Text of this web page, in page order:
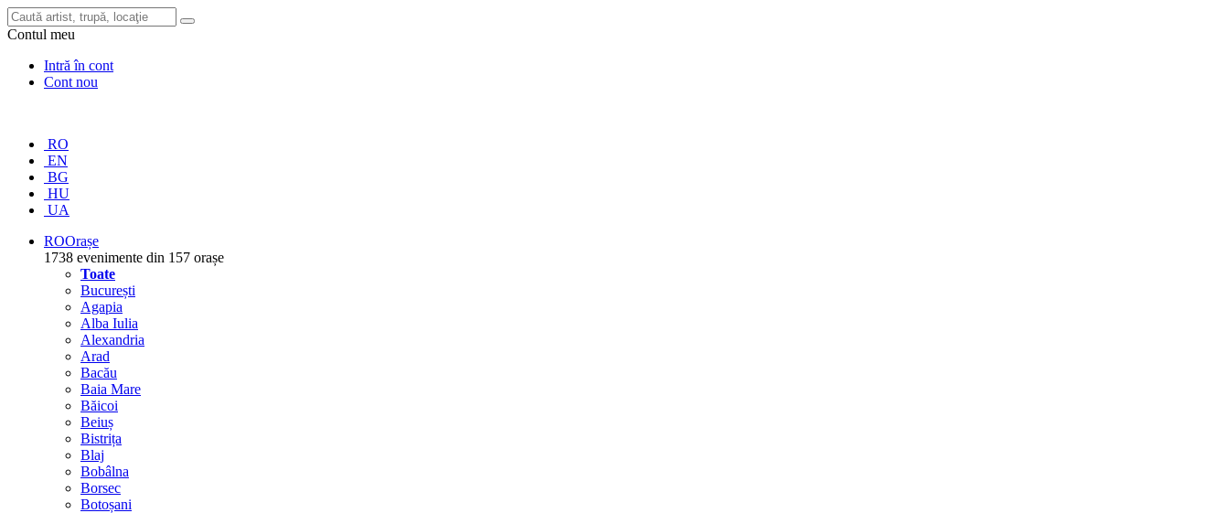
Contul meu
Intră în cont
Cont nou
RO
EN
BG
HU
UA
ROOrașe
1738 evenimente din 157 orașe
Toate
București
Agapia
Alba Iulia
Alexandria
Arad
Bacău
Baia Mare
Băicoi
Beiuș
Bistrița
Blaj
Bobâlna
Borsec
Botoșani